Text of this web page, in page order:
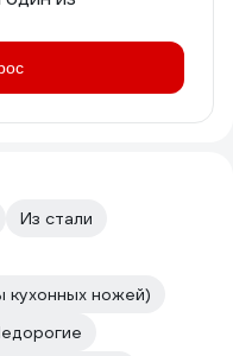
Из стали
ножей)